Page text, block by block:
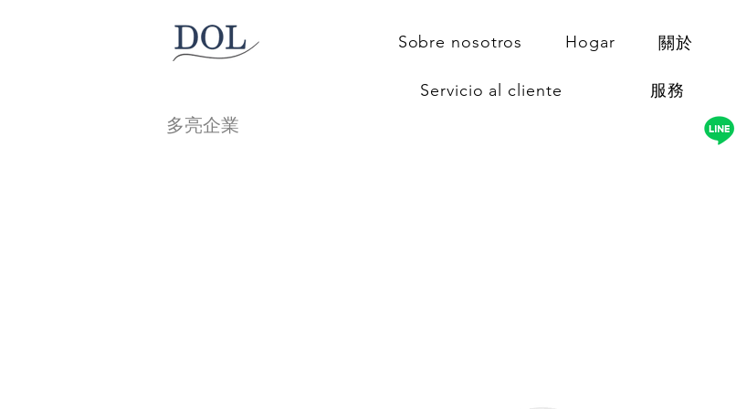
Sobre nosotros Hogar 關於
Servicio al cliente 服務
多亮企業